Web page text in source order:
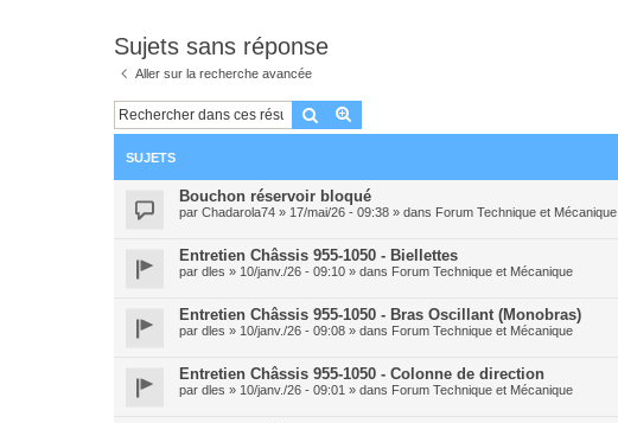
Sujets sans réponse
Aller sur la recherche avancée
Rechercher
SUJETS
Bouchon réservoir bloqué
par Chadarola74 » 17/mai/26 - 09:38 » dans Forum Technique et Mécanique
Entretien Châssis 955-1050 - Biellettes
par dles » 10/janv./26 - 09:10 » dans Forum Technique et Mécanique
Entretien Châssis 955-1050 - Bras Oscillant (Monobras)
par dles » 10/janv./26 - 09:08 » dans Forum Technique et Mécanique
Entretien Châssis 955-1050 - Colonne de direction
par dles » 10/janv./26 - 09:01 » dans Forum Technique et Mécanique